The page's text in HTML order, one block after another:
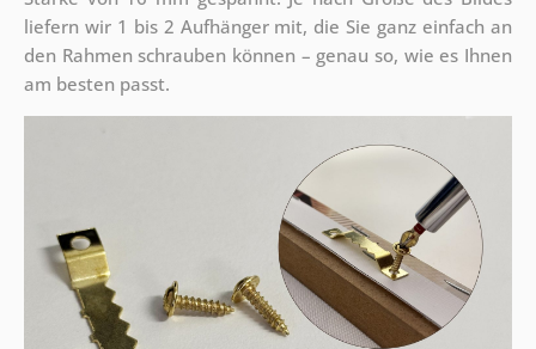
liefern wir 1 bis 2 Aufhänger mit, die Sie ganz einfach an
den Rahmen schrauben können – genau so, wie es Ihnen
am besten passt.